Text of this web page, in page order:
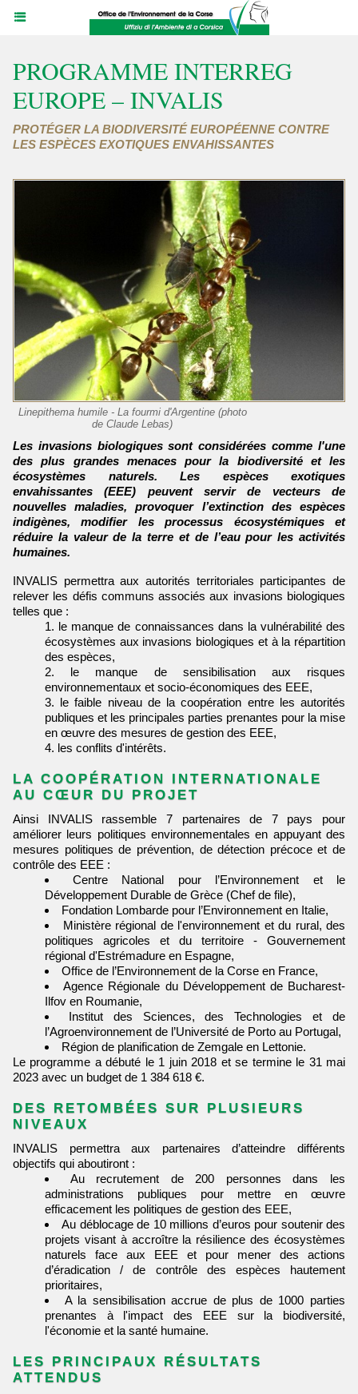
PROGRAMME INTERREG
EUROPE – INVALIS
PROTÉGER LA BIODIVERSITÉ EUROPÉENNE CONTRE
LES ESPÈCES EXOTIQUES ENVAHISSANTES
Linepithema humile - La fourmi d'Argentine (photo
de Claude Lebas)
Les invasions biologiques sont considérées comme l'une
des plus grandes menaces pour la biodiversité et les
écosystèmes naturels. Les espèces exotiques
envahissantes (EEE) peuvent servir de vecteurs de
nouvelles maladies, provoquer l’extinction des espèces
indigènes, modifier les processus écosystémiques et
réduire la valeur de la terre et de l’eau pour les activités
humaines.
INVALIS permettra aux autorités territoriales participantes de
relever les défis communs associés aux invasions biologiques
telles que :
le manque de connaissances dans la vulnérabilité des
écosystèmes aux invasions biologiques et à la répartition
des espèces,
le manque de sensibilisation aux risques
environnementaux et socio-économiques des EEE,
le faible niveau de la coopération entre les autorités
publiques et les principales parties prenantes pour la mise
en œuvre des mesures de gestion des EEE,
les conflits d'intérêts.
LA COOPÉRATION INTERNATIONALE
AU CŒUR DU PROJET
Ainsi INVALIS rassemble 7 partenaires de 7 pays pour
améliorer leurs politiques environnementales en appuyant des
mesures politiques de prévention, de détection précoce et de
contrôle des EEE :
Centre National pour l’Environnement et le
Développement Durable de Grèce (Chef de file),
Fondation Lombarde pour l’Environnement en Italie,
Ministère régional de l'environnement et du rural, des
politiques agricoles et du territoire - Gouvernement
régional d'Estrémadure en Espagne,
Office de l’Environnement de la Corse en France,
Agence Régionale du Développement de Bucharest-
Ilfov en Roumanie,
Institut des Sciences, des Technologies et de
l’Agroenvironnement de l’Université de Porto au Portugal,
Région de planification de Zemgale en Lettonie.
Le programme a débuté le 1 juin 2018 et se termine le 31 mai
2023 avec un budget de 1 384 618 €.
DES RETOMBÉES SUR PLUSIEURS
NIVEAUX
INVALIS permettra aux partenaires d’atteindre différents
objectifs qui aboutiront :
Au recrutement de 200 personnes dans les
administrations publiques pour mettre en œuvre
efficacement les politiques de gestion des EEE,
Au déblocage de 10 millions d’euros pour soutenir des
projets visant à accroître la résilience des écosystèmes
naturels face aux EEE et pour mener des actions
d’éradication / de contrôle des espèces hautement
prioritaires,
A la sensibilisation accrue de plus de 1000 parties
prenantes à l'impact des EEE sur la biodiversité,
l'économie et la santé humaine.
LES PRINCIPAUX RÉSULTATS
ATTENDUS